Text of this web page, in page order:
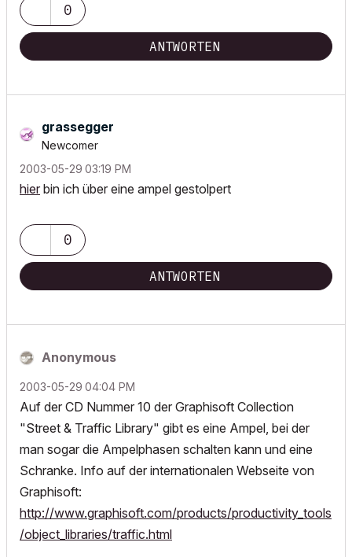
0
ANTWORTEN
grassegger
Newcomer
‎2003-05-29 03:19 PM
hier bin ich über eine ampel gestolpert
0
ANTWORTEN
Anonymous
‎2003-05-29 04:04 PM
Auf der CD Nummer 10 der Graphisoft Collection
"Street & Traffic Library" gibt es eine Ampel, bei der
man sogar die Ampelphasen schalten kann und eine
Schranke. Info auf der internationalen Webseite von
Graphisoft:
http://www.graphisoft.com/products/productivity_tools
/object_libraries/traffic.html